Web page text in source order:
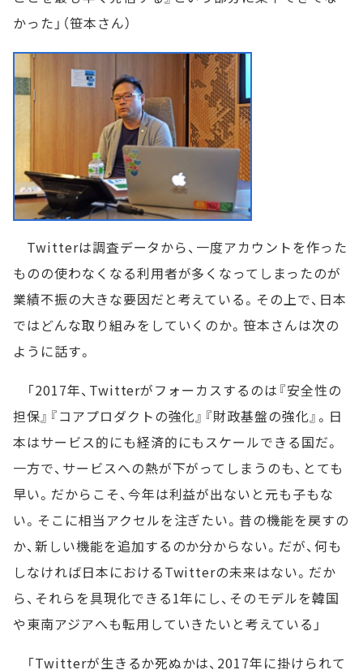
かった」（笹本さん）
Twitterは調査データから、一度アカウントを作った
ものの使わなくなる利用者が多くなってしまったのが
業績不振の大きな要因だと考えている。その上で、日本
ではどんな取り組みをしていくのか。笹本さんは次の
ように話す。
「2017年、Twitterがフォーカスするのは『安全性の
担保』『コアプロダクトの強化』『財政基盤の強化』。日
本はサービス的にも経済的にもスケールできる国だ。
一方で、サービスへの熱が下がってしまうのも、とても
早い。だからこそ、今年は利益が出ないと元も子もな
い。そこに相当アクセルを注ぎたい。昔の機能を戻すの
か、新しい機能を追加するのか分からない。だが、何も
しなければ日本におけるTwitterの未来はない。だか
ら、それらを具現化できる1年にし、そのモデルを韓国
や東南アジアへも転用していきたいと考えている」
「Twitterが生きるか死ぬかは、2017年に掛けられて